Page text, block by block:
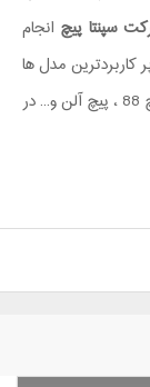
سپنتا پیچ انجام
کاربردترین مدل ها
از جمله پیچ انکر بولت ، استاد بولت ، پیچ اتاقی ، پیچ 88 ، پیچ آلن و... در